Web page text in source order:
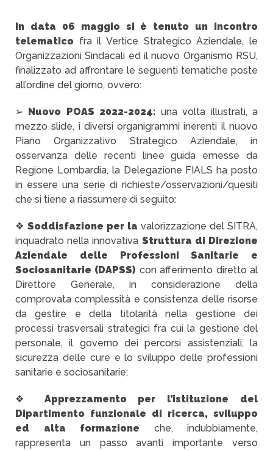
In data 06 maggio si è tenuto un incontro
telematico fra il Vertice Strategico Aziendale, le
Organizzazioni Sindacali ed il nuovo Organismo RSU,
finalizzato ad affrontare le seguenti tematiche poste
all’ordine del giorno, ovvero:
➢ Nuovo POAS 2022-2024: una volta illustrati, a
mezzo slide, i diversi organigrammi inerenti il nuovo
Piano Organizzativo Strategico Aziendale, in
osservanza delle recenti linee guida emesse da
Regione Lombardia, la Delegazione FIALS ha posto
in essere una serie di richieste/osservazioni/quesiti
che si tiene a riassumere di seguito:
❖ Soddisfazione per la valorizzazione del SITRA,
inquadrato nella innovativa Struttura di Direzione
Aziendale delle Professioni Sanitarie e
Sociosanitarie (DAPSS) con afferimento diretto al
Direttore Generale, in considerazione della
comprovata complessità e consistenza delle risorse
da gestire e della titolarità nella gestione dei
processi trasversali strategici fra cui la gestione del
personale, il governo dei percorsi assistenziali, la
sicurezza delle cure e lo sviluppo delle professioni
sanitarie e sociosanitarie;
❖ Apprezzamento per l’istituzione del
Dipartimento funzionale di ricerca, sviluppo
ed alta formazione che, indubbiamente,
rappresenta un passo avanti importante verso